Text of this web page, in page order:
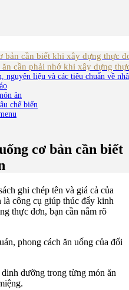
bản cần biết khi xây dựng thực
cần phải nhớ khi xây dựng
nguyên liệu và các tiêu chuẩn về
ăn
chế biến
cơ bản cần biết
ghi chép tên và giá cả của
là công cụ giúp thúc đẩy kinh
thực đơn, bạn cần nắm rõ
phong cách ăn uống của đối
dưỡng trong từng món ăn